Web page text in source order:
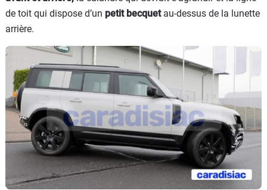
de toit qui dispose d’un petit becquetau-dessus de la lunette
arrière.